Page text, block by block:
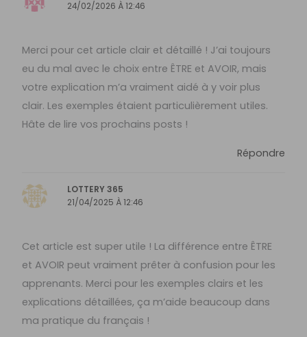
24/02/2026 À 12:46
Merci pour cet article clair et détaillé ! J’ai toujours
eu du mal avec le choix entre ÊTRE et AVOIR, mais
votre explication m’a vraiment aidé à y voir plus
clair. Les exemples étaient particulièrement utiles.
Hâte de lire vos prochains posts !
Répondre
LOTTERY 365
21/04/2025 À 12:46
Cet article est super utile ! La différence entre ÊTRE
et AVOIR peut vraiment prêter à confusion pour les
apprenants. Merci pour les exemples clairs et les
explications détaillées, ça m’aide beaucoup dans
ma pratique du français !